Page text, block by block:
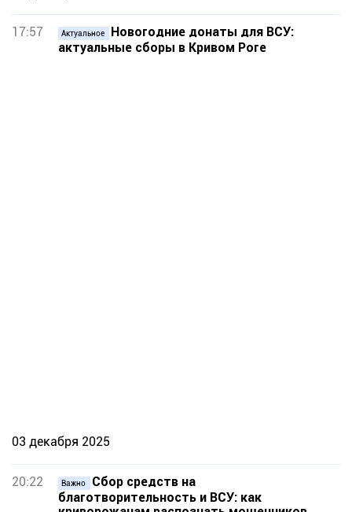
17:57 Актуальное
Новогодние донаты для ВСУ:
актуальные сборы в Кривом Роге
03 декабря 2025
20:22 Важно
Сбор средств на
благотворительность и ВСУ: как